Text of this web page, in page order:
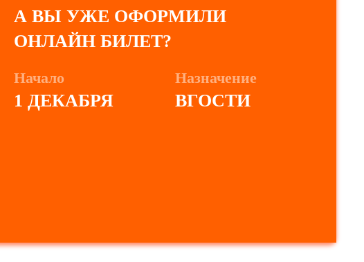
А ВЫ УЖЕ ОФОРМИЛИ
ОНЛАЙН БИЛЕТ?
Начало
1 ДЕКАБРЯ
Назначение
ВГОСТИ